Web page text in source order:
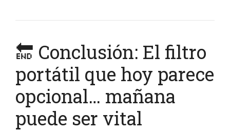
🔚 Conclusión: El filtro
portátil que hoy parece
opcional… mañana
puede ser vital